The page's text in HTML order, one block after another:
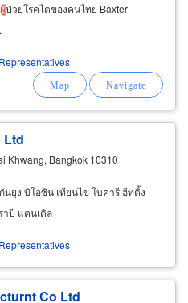
ผู้ป่วยโรคไตของคนไทย Baxter
Ltd
Khwang, Bangkok 10310
ยุง บิโอซิน เทียนไข โบคารี ฮีทติ้ง
าปี แคนเดิล
Co Ltd